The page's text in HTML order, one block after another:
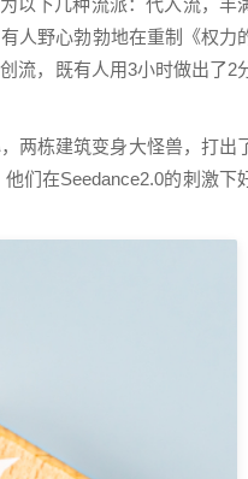
人野心勃勃地在重制《权力
流，既有人用3小时做出了2
两栋建筑变身大怪兽，打出
们在Seedance2.0的刺激下